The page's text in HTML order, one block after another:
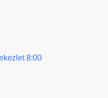
8:00